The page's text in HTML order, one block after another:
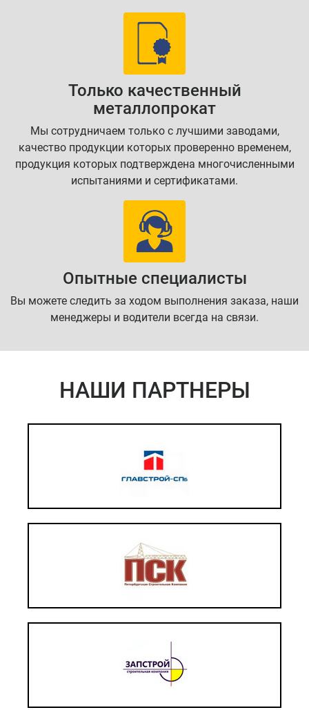
Только качественный
металлопрокат
Мы сотрудничаем только с лучшими заводами,
качество продукции которых проверенно временем,
продукция которых подтверждена многочисленными
испытаниями и сертификатами.
Опытные специалисты
Вы можете следить за ходом выполнения заказа, наши
менеджеры и водители всегда на связи.
НАШИ ПАРТНЕРЫ